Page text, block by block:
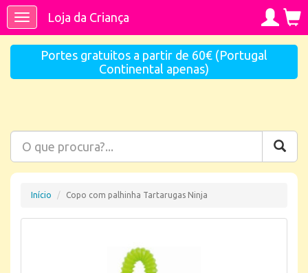
ToggleLoja da Criança
Portes gratuitos a partir de 60€ (Portugal
Continental apenas)
Início Copo com palhinha Tartarugas Ninja